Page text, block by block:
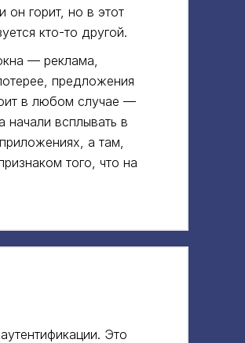
он горит, но в этот
кто-то другой.
— реклама,
предложения
в любом случае —
начали всплывать в
а там,
того, что на
Это